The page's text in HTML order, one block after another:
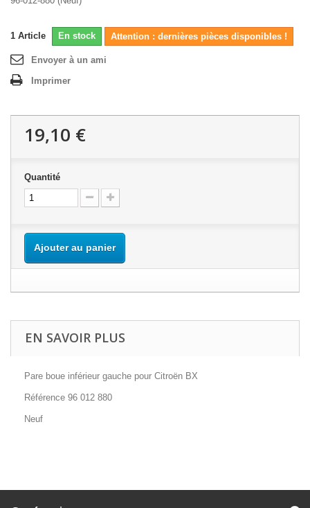
1 Article En stock Attention : dernières pièces disponibles !
Envoyer à un ami
Imprimer
19,10 €
Quantité
Ajouter au panier
EN SAVOIR PLUS
Pare boue inférieur gauche pour Citroën BX
Référence 96 012 880
Neuf